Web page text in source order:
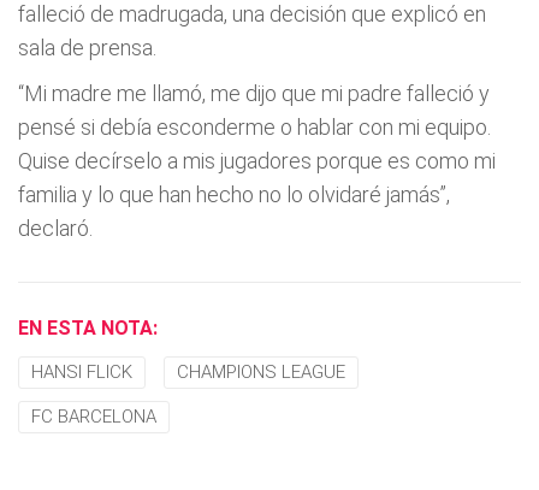
falleció de madrugada, una decisión que explicó en
sala de prensa.
“Mi madre me llamó, me dijo que mi padre falleció y
pensé si debía esconderme o hablar con mi equipo.
Quise decírselo a mis jugadores porque es como mi
familia y lo que han hecho no lo olvidaré jamás”,
declaró.
EN ESTA NOTA:
HANSI FLICK CHAMPIONS LEAGUE
FC BARCELONA